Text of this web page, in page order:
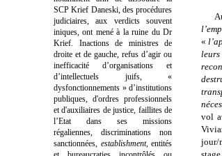
«
leurs
vol
jour/
SCP Krief Daneski, des procédures
judiciaires, aux verdicts souvent
iniques, ont mené à la ruine du Dr
Krief. Inactions de ministres de
droite et de gauche, refus d’agir ou
inefficacité d’organisations et
d’intellectuels juifs, «
dysfonctionnements » d’institutions
publiques, d'ordres professionnels
et d'auxiliaires de justice, faillites de
l’Etat dans ses missions
régaliennes, discriminations non
sanctionnées, establishment, entités